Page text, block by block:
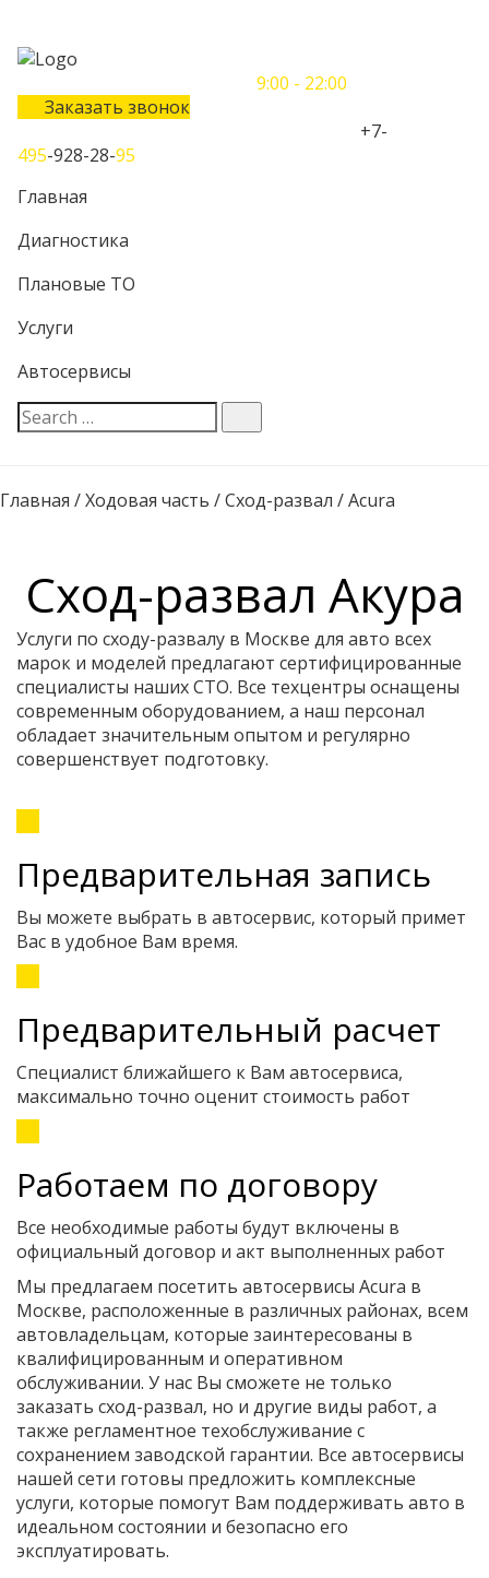
9:00 - 22:00
Заказать звонок
+7-
495-928-28-95
Главная
Диагностика
Плановые ТО
Услуги
Автосервисы
Главная /Ходовая часть /Сход-развал /Acura
Сход-развал Акура
Услуги по сходу-развалу в Москве для авто всех
марок и моделей предлагают сертифицированные
специалисты наших СТО. Все техцентры оснащены
современным оборудованием, а наш персонал
обладает значительным опытом и регулярно
совершенствует подготовку.
Предварительная запись
Вы можете выбрать в автосервис, который примет
Вас в удобное Вам время.
Предварительный расчет
Специалист ближайшего к Вам автосервиса,
максимально точно оценит стоимость работ
Работаем по договору
Все необходимые работы будут включены в
официальный договор и акт выполненных работ
Мы предлагаем посетить автосервисы Acura в
Москве, расположенные в различных районах, всем
автовладельцам, которые заинтересованы в
квалифицированным и оперативном
обслуживании. У нас Вы сможете не только
заказать сход-развал, но и другие виды работ, а
также регламентное техобслуживание с
сохранением заводской гарантии. Все автосервисы
нашей сети готовы предложить комплексные
услуги, которые помогут Вам поддерживать авто в
идеальном состоянии и безопасно его
эксплуатировать.